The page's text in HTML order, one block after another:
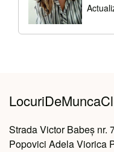
Strada Victor Babeș nr.
Popovici Adela Viorica